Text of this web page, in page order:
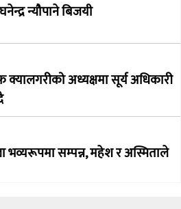
न्यौपाने बिजयी
अध्यक्षमा सूर्य अधिकारी
भव्यरूपमा सम्पन्न, महेश र अस्मिताले